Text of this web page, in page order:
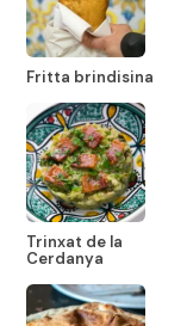
Fritta brindisina
Trinxat de la
Cerdanya